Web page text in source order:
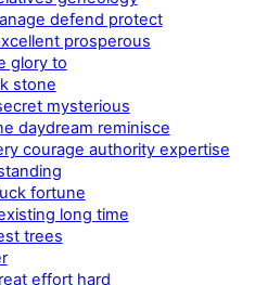
defend protect
prosperous
glory to
stone
mysterious
daydream reminisce
courage authority expertise
fortune
long time
trees
effort hard